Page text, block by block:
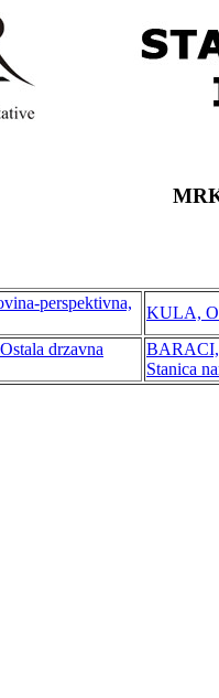
perspektivna,
KULA,
drzavna
BARACI,
Stanica